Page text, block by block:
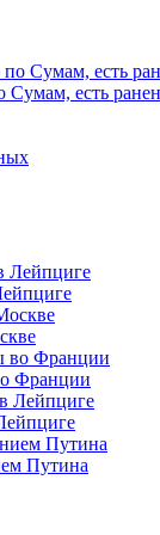
Сумам, есть
Франции
Путина